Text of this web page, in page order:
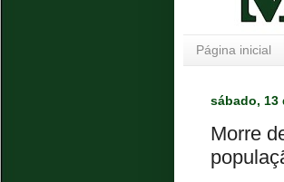
Página inicial
sábado, 13
Morre